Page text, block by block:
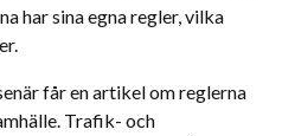
har sina egna regler, vilka
får en artikel om reglerna
Trafik- och